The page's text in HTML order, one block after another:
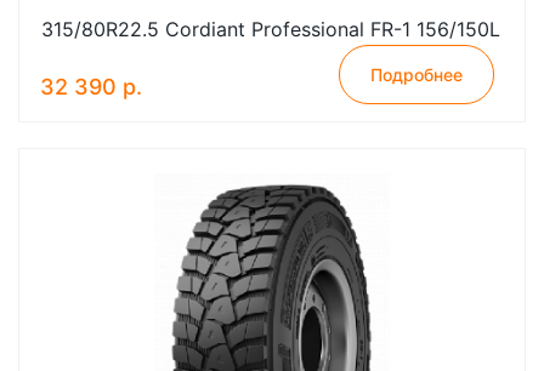
315/80R22.5 Cordiant Professional FR-1 156/150L
32 390 р. Подробнее